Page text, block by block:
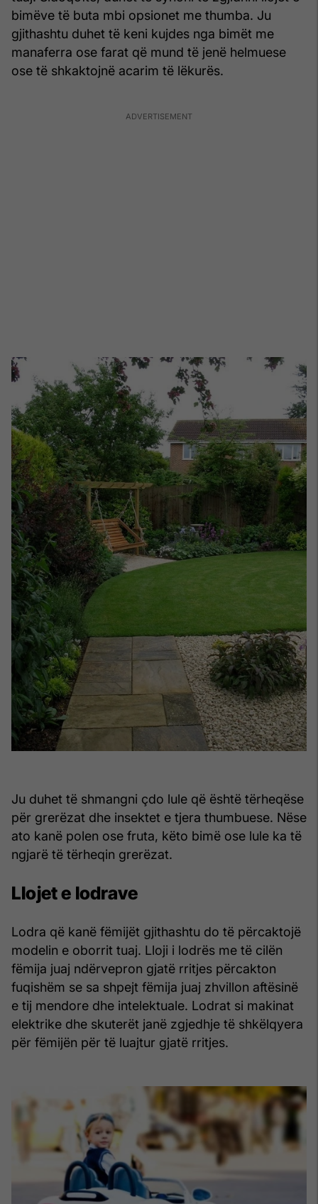
bimëve të buta mbi opsionet me thumba. Ju
gjithashtu duhet të keni kujdes nga bimët me
manaferra ose farat që mund të jenë helmuese
ose të shkaktojnë acarim të lëkurës.
Ju duhet të shmangni çdo lule që është tërheqëse
për grerëzat dhe insektet e tjera thumbuese. Nëse
ato kanë polen ose fruta, këto bimë ose lule ka të
ngjarë të tërheqin grerëzat.
Llojet e lodrave
Lodra që kanë fëmijët gjithashtu do të përcaktojë
modelin e oborrit tuaj. Lloji i lodrës me të cilën
fëmija juaj ndërvepron gjatë rritjes përcakton
fuqishëm se sa shpejt fëmija juaj zhvillon aftësinë
e tij mendore dhe intelektuale. Lodrat si makinat
elektrike dhe skuterët janë zgjedhje të shkëlqyera
për fëmijën për të luajtur gjatë rritjes.